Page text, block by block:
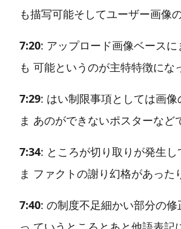
も描写可能そしてユーザー画像
7:20: アップロード画像ベース
も 可能というのが主特特徴にな
7:29: はい制限事項としては画
ま あのができないポスターなど
7:34: ところが切り取りが発生し
ま ファクトの謝り幻格があった
7:40: の制度不足細かい部分の